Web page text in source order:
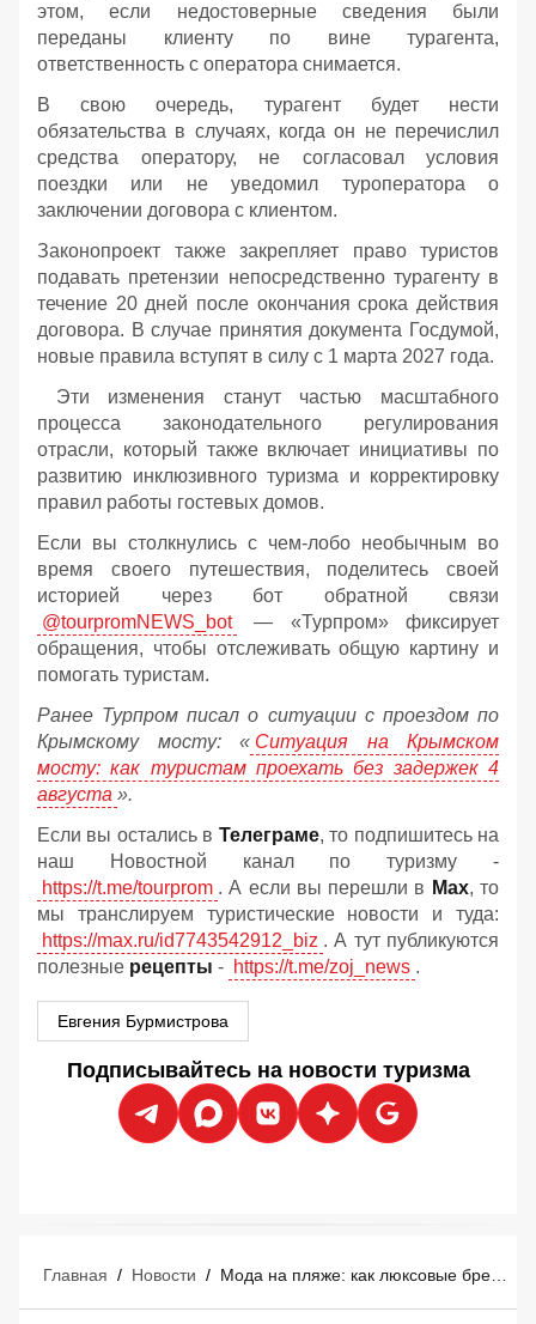
этом, если недостоверные сведения были
переданы клиенту по вине турагента,
ответственность с оператора снимается.
В свою очередь, турагент будет нести
обязательства в случаях, когда он не перечислил
средства оператору, не согласовал условия
поездки или не уведомил туроператора о
заключении договора с клиентом.
Законопроект также закрепляет право туристов
подавать претензии непосредственно турагенту в
течение 20 дней после окончания срока действия
договора. В случае принятия документа Госдумой,
новые правила вступят в силу с 1 марта 2027 года.
Эти изменения станут частью масштабного
процесса законодательного регулирования
отрасли, который также включает инициативы по
развитию инклюзивного туризма и корректировку
правил работы гостевых домов.
Если вы столкнулись с чем-лобо необычным во
время своего путешествия, поделитесь своей
историей через бот обратной связи
@tourpromNEWS_bot
— «Турпром» фиксирует
обращения, чтобы отслеживать общую картину и
помогать туристам.
Ранее Турпром писал о ситуации с проездом по
Крымскому мосту: « Ситуация на Крымском
мосту: как туристам проехать без задержек 4
августа ».
Если вы остались в Телеграме, то подпишитесь на
наш Новостной канал по туризму -
https://t.me/tourprom . А если вы перешли в Мах, то
мы транслируем туристические новости и туда:
https://max.ru/id7743542912_biz . А тут публикуются
полезные рецепты - https://t.me/zoj_news .
Евгения Бурмистрова
Подписывайтесь на новости туризма
Главная / Новости / Мода на пляже: как люксовые бренды захватывают курорты Средиземноморья